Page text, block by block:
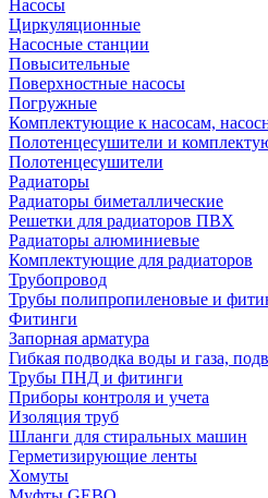
Насосы
Циркуляционные
Насосные станции
Повысительные
Поверхностные насосы
Погружные
Комплектующие к насосам,
Полотенцесушители и
Полотенцесушители
Радиаторы
Радиаторы биметаллические
Решетки для радиаторов ПВХ
Радиаторы алюминиевые
Комплектующие для радиаторов
Трубопровод
Трубы полипропиленовые и
Фитинги
Запорная арматура
Гибкая подводка воды и газа,
Трубы ПНД и фитинги
Приборы контроля и учета
Изоляция труб
Шланги для стиральных машин
Герметизирующие ленты
Хомуты